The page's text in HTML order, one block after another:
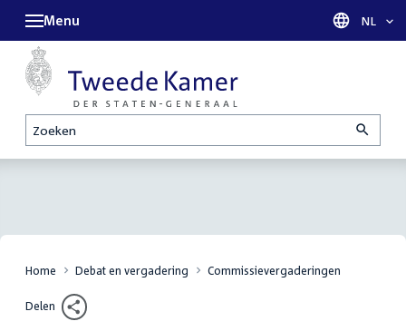
Zoeken
Menu Taal
NL
Home Debat en vergadering Commissievergaderingen
Delen